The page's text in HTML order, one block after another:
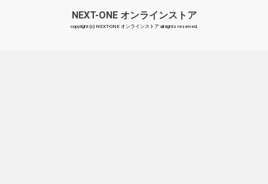
NEXT-ONE オンラインストア
copyright (c) NEXT-ONE オンラインストア all rights reserved.